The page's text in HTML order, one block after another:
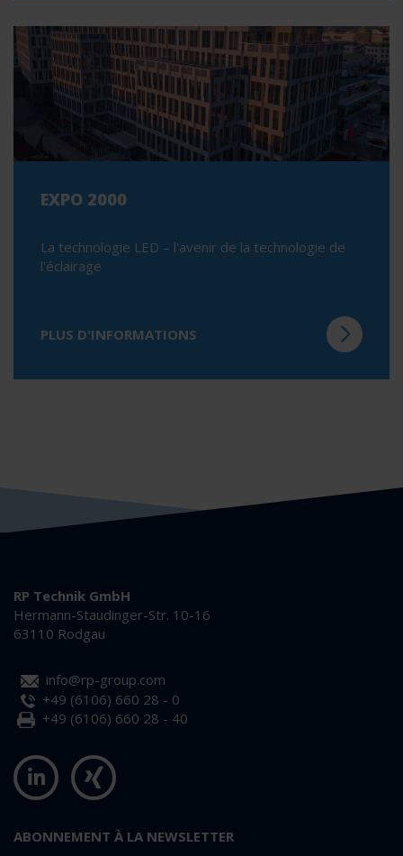
EXPO 2000
La technologie LED – l'avenir de la technologie de
l'éclairage
PLUS D'INFORMATIONS
RP Technik GmbH
Hermann-Staudinger-Str. 10-16
63110 Rodgau
info@rp-group.com
+49 (6106) 660 28 - 0
+49 (6106) 660 28 - 40
ABONNEMENT À LA NEWSLETTER